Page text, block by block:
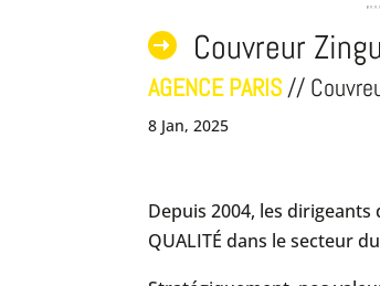
Couvreur
AGENCE PARIS//
8 Jan, 2025
Depuis 2004, les
QUALITÉ dans le secteur